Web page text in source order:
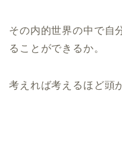
その内的世界の中で自
ることができるか。
考えれば考えるほど頭